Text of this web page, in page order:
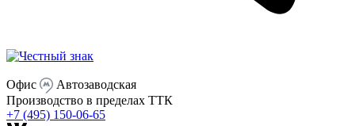
Офис
Автозаводская
Производство в пределах ТТК
+7 (495) 150-06-65